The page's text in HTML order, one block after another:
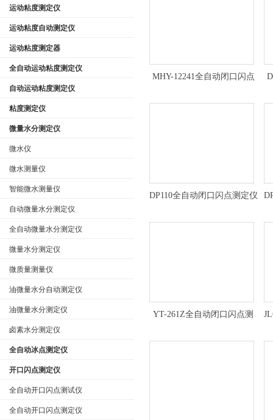
运动粘度测定仪
运动粘度自动测定仪
运动粘度测定器
全自动运动粘度测定仪
自动运动粘度测定仪
粘度测定仪
微量水分测定仪
微水仪
微水测量仪
智能微水测量仪
自动微量水分测定仪
全自动微量水分测定仪
微量水分测定仪
微质量测量仪
油微量水分自动测定仪
油微量水分测定仪
卤素水分测定仪
全自动冰点测定仪
开口闪点测定仪
全自动开口闪点测试仪
全自动开口闪点测定仪
MHY-12241全自动闭口闪点
DP110全自动闭口闪点测定仪
YT-261Z全自动闭口闪点测
析仪定制